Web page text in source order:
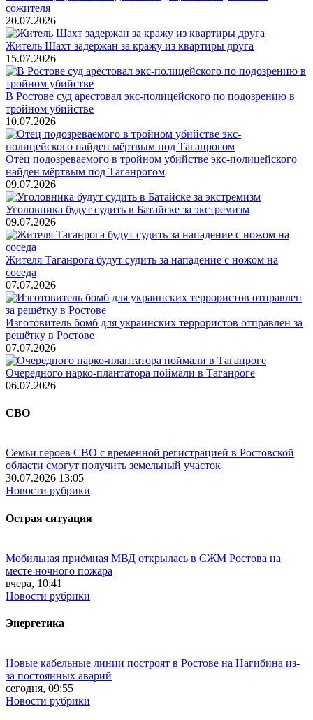
сожителя
20.07.2026
Житель Шахт задержан за кражу из квартиры друга
15.07.2026
В Ростове суд арестовал экс-полицейского по подозрению в
тройном убийстве
10.07.2026
Отец подозреваемого в тройном убийстве экс-полицейского
найден мёртвым под Таганрогом
09.07.2026
Уголовника будут судить в Батайске за экстремизм
09.07.2026
Жителя Таганрога будут судить за нападение с ножом на
соседа
07.07.2026
Изготовитель бомб для украинских террористов отправлен за
решётку в Ростове
07.07.2026
Очередного нарко-плантатора поймали в Таганроге
06.07.2026
СВО
Семьи героев СВО с временной регистрацией в Ростовской
области смогут получить земельный участок
30.07.2026 13:05
Новости рубрики
Острая ситуация
Мобильная приёмная МВД открылась в СЖМ Ростова на
месте ночного пожара
вчера, 10:41
Новости рубрики
Энергетика
Новые кабельные линии построят в Ростове на Нагибина из-
за постоянных аварий
сегодня, 09:55
Новости рубрики